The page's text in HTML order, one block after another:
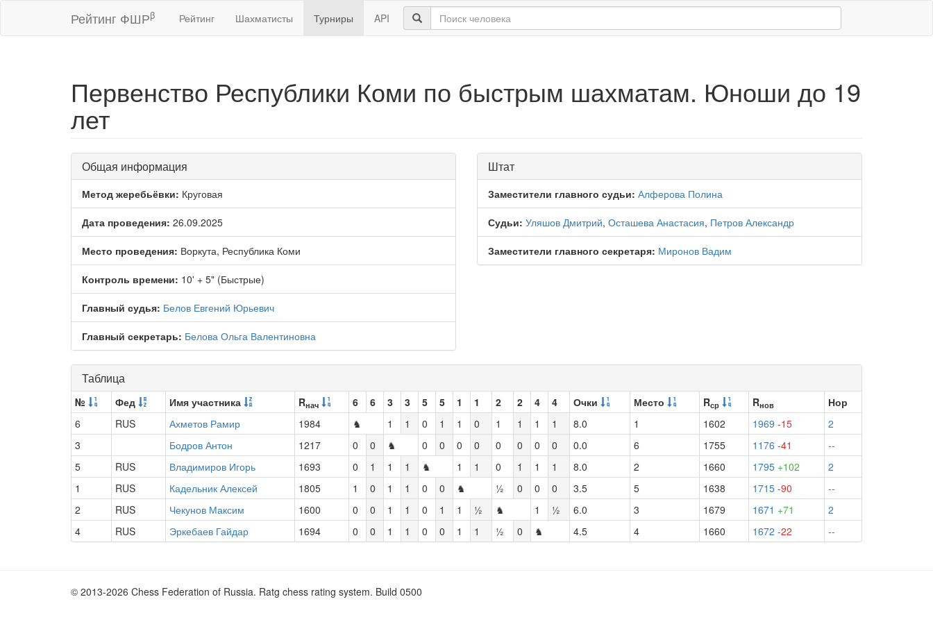
Рейтинг ФШРβ Рейтинг Шахматисты Турниры API
Первенство Республики Коми по быстрым шахматам. Юноши до 19
лет
Общая информация
Метод жеребьёвки: Круговая
Дата проведения: 26.09.2025
Место проведения: Воркута, Республика Коми
Контроль времени: 10' + 5" (Быстрые)
Главный судья: Белов Евгений Юрьевич
Главный секретарь: Белова Ольга Валентиновна
Штат
Заместители главного судьи: Алферова Полина
Судьи: Уляшов Дмитрий, Осташева Анастасия, Петров Александр
Заместители главного секретаря: Миронов Вадим
Таблица
№ Фед Имя участника Rнач 6 6 3 3 5 5 1 1 2 2 4 4 Очки Место Rср Rнов
Нор
6
RUS Ахметов Рамир 1984 ♞ 1 1 0 1 1 0 1 1 1 1 8.0 1 1602 1969 -15
2
3
Бодров Антон 1217 0 0 ♞ 0 0 0 0 0 0 0 0 0.0 6 1755 1176 -41
--
5
RUS Владимиров Игорь 1693 0 1 1 1 ♞ 1 1 0 1 1 1 8.0 2 1660 1795 +102
2
1
RUS Кадельник Алексей 1805 1 0 1 1 0 0 ♞ ½ 0 0 0 3.5 5 1638 1715 -90
--
2
RUS Чекунов Максим 1600 0 0 1 1 0 1 1 ½ ♞ 1 ½ 6.0 3 1679 1671 +71
2
4
RUS Эркебаев Гайдар 1694 0 0 1 1 0 0 1 1 ½ 0 ♞ 4.5 4 1660 1672 -22 --
© 2013-2026 Chess Federation of Russia. Ratg chess rating system. Build 0500